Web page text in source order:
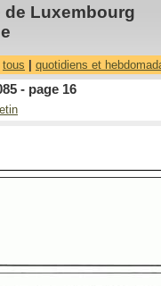
Luxembourg
tous quotidiens et
- page 16